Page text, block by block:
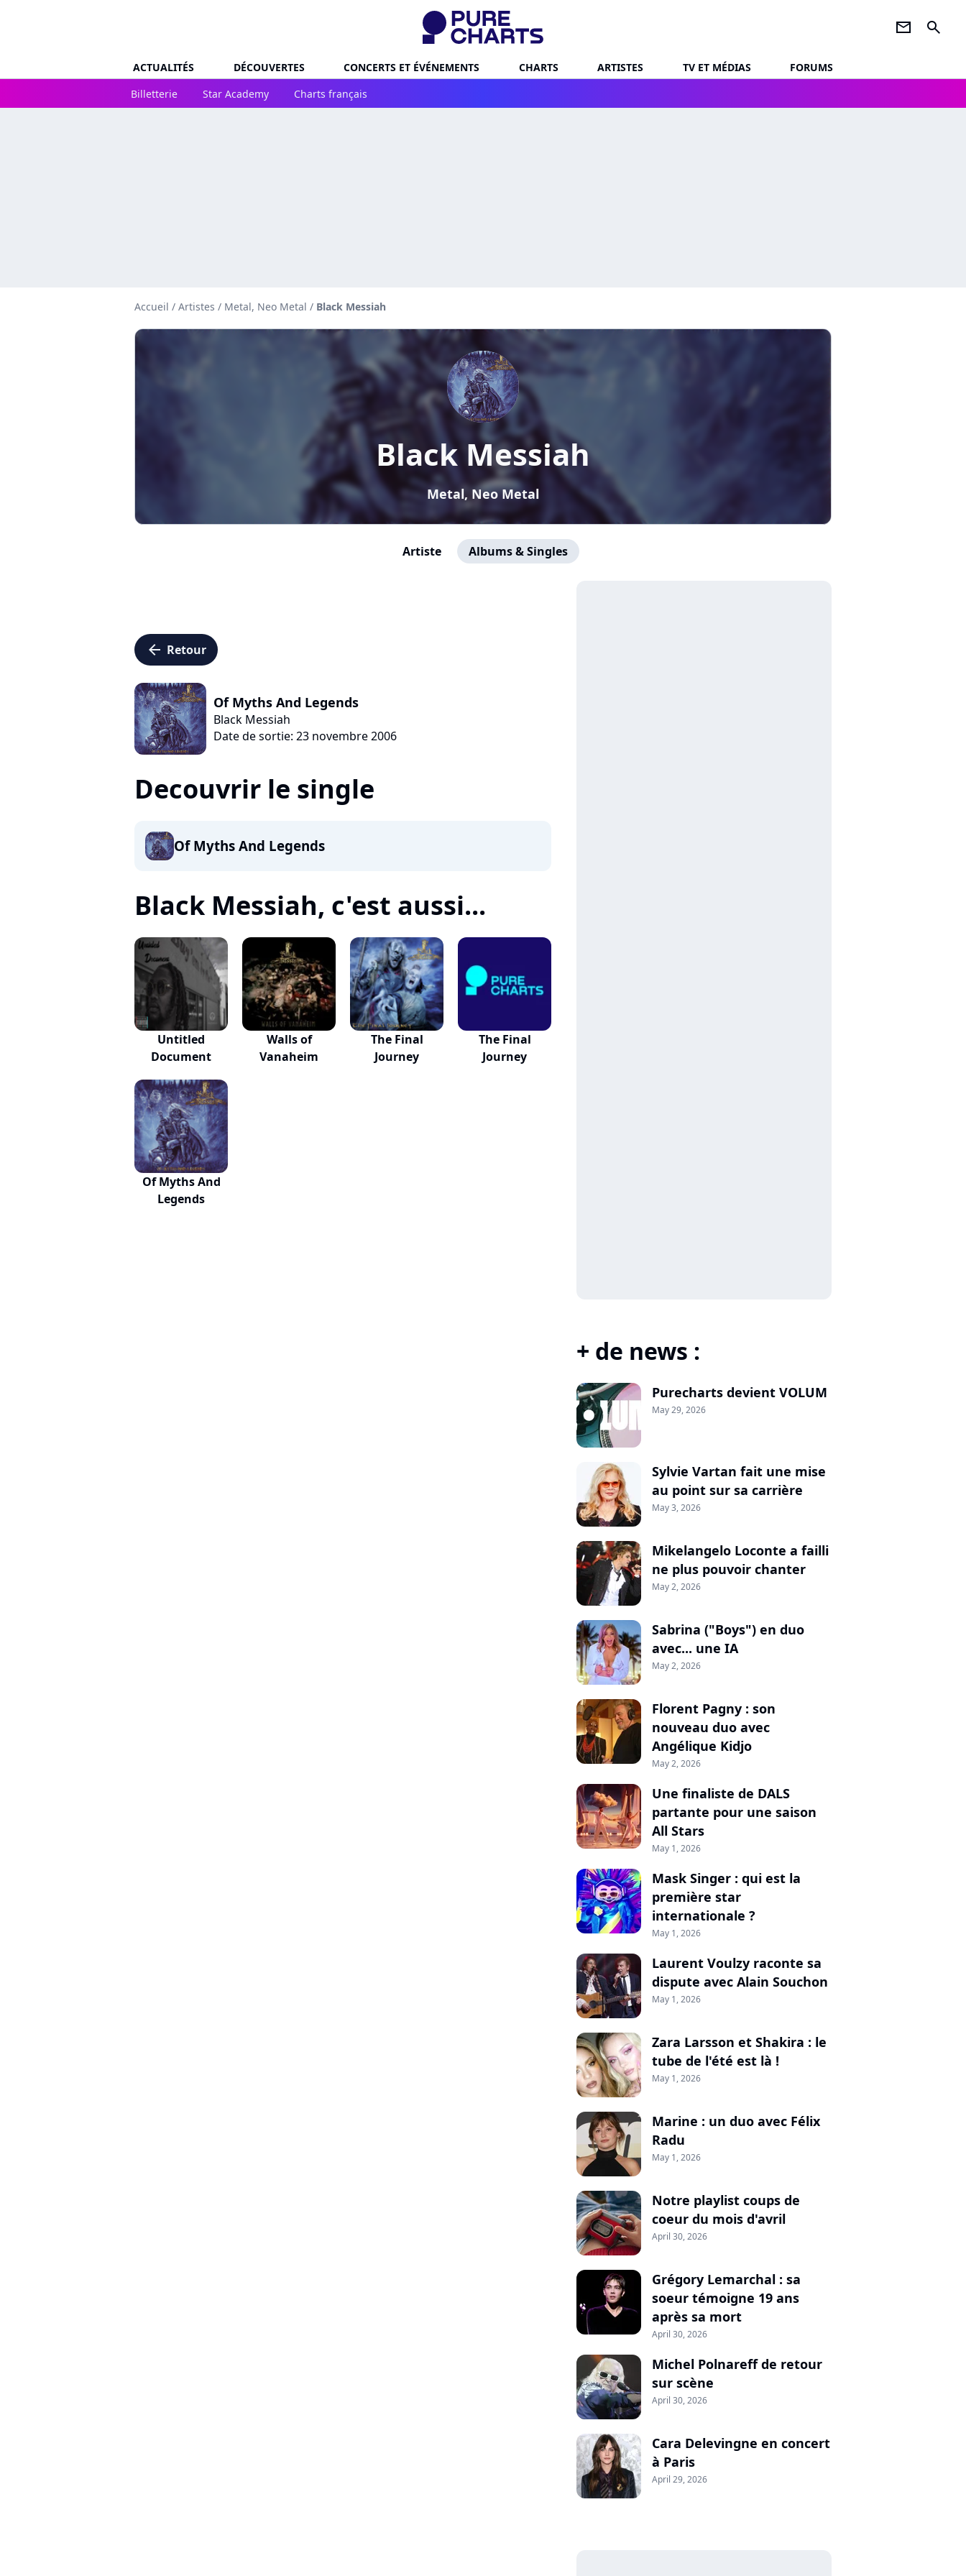
newsletter search
ACTUALITÉS DÉCOUVERTES CONCERTS ET ÉVÉNEMENTS CHARTS ARTISTES TV ET MÉDIAS
FORUMS
Billetterie
Star Academy Charts français
Accueil / Artistes / Metal, Neo Metal / Black Messiah
Black Messiah
Metal, Neo Metal
Artiste Albums & Singles
arrow_left Retour
Of Myths And Legends
Black Messiah
Date de sortie: 23 novembre 2006
Decouvrir le single
Of Myths And Legends
Black Messiah, c'est aussi...
Untitled
Document
Walls of
Vanaheim
The Final
Journey
The Final
Journey
Of Myths And
Legends
+ de news :
Purecharts devient VOLUM
May 29, 2026
Sylvie Vartan fait une mise
au point sur sa carrière
May 3, 2026
Mikelangelo Loconte a failli
ne plus pouvoir chanter
May 2, 2026
Sabrina ("Boys") en duo
avec... une IA
May 2, 2026
Florent Pagny : son
nouveau duo avec
Angélique Kidjo
May 2, 2026
Une finaliste de DALS
partante pour une saison
All Stars
May 1, 2026
Mask Singer : qui est la
première star
internationale ?
May 1, 2026
Laurent Voulzy raconte sa
dispute avec Alain Souchon
May 1, 2026
Zara Larsson et Shakira : le
tube de l'été est là !
May 1, 2026
Marine : un duo avec Félix
Radu
May 1, 2026
Notre playlist coups de
coeur du mois d'avril
April 30, 2026
Grégory Lemarchal : sa
soeur témoigne 19 ans
après sa mort
April 30, 2026
Michel Polnareff de retour
sur scène
April 30, 2026
Cara Delevingne en concert
à Paris
April 29, 2026